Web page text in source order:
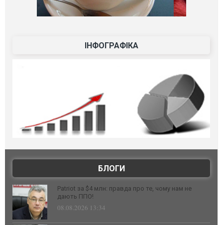
ІНФОГРАФІКА
БЛОГИ
Patriot за $4 млн: правда про те, чому нам не
дають ППО!
08.08.2026 13:34